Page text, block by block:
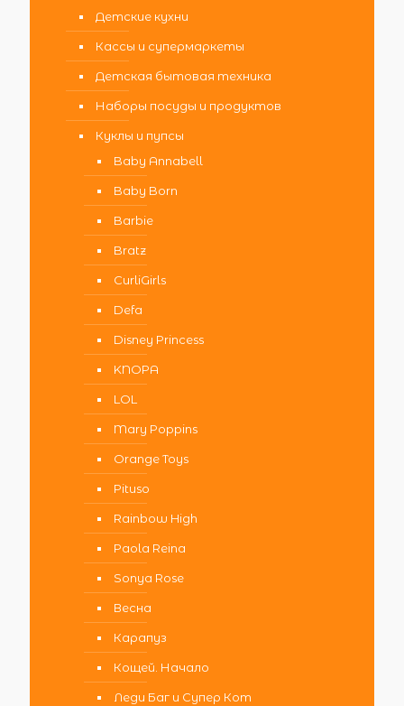
Детские кухни
Кассы и супермаркеты
Детская бытовая техника
Наборы посуды и продуктов
Куклы и пупсы
Baby Annabell
Baby Born
Barbie
Bratz
CurliGirls
Defa
Disney Princess
KNOPA
LOL
Mary Poppins
Orange Toys
Pituso
Rainbow High
Paola Reina
Sonya Rose
Весна
Карапуз
Кощей. Начало
Леди Баг и Супер Кот